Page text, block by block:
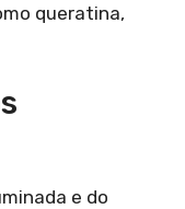
queratina,
e do